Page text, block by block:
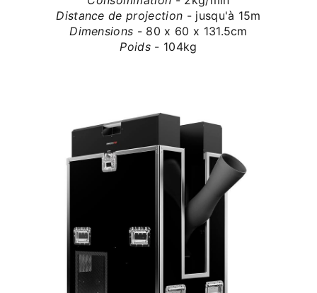
Distance de projection - jusqu'à 15m
Dimensions - 80 x 60 x 131.5cm
Poids - 104kg